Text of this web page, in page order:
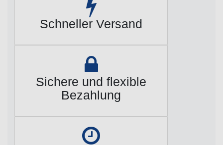
Schneller Versand
Sichere und flexible
Bezahlung